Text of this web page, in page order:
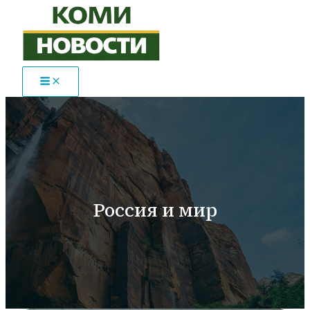
содержимому
Россия и мир